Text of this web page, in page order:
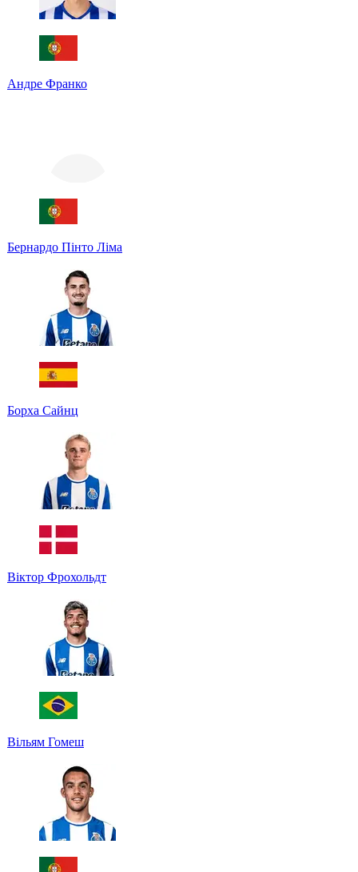
Андре Франко
Бернардо Пінто Ліма
Борха Сайнц
Віктор Фрохольдт
Вільям Гомеш